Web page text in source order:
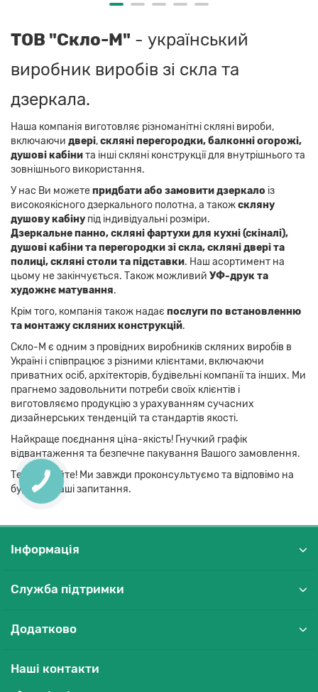
ТОВ "Скло-М" - український
виробник виробів зі скла та
дзеркала.
Наша компанія виготовляє різноманітні скляні вироби,
включаючи двері,скляні перегородки, балконні огорожі,
душові кабінита інші скляні конструкції для внутрішнього та
зовнішнього використання.
У нас Ви можетепридбати або замовити дзеркало із
високоякісного дзеркального полотна, а такожскляну
душову кабіну під індивідуальні розміри.
Дзеркальне панно,скляні фартухи для кухні (скіналі),
душові кабіни та перегородки зі скла, скляні двері та
полиці, скляні столи та підставки. Наш асортимент на
цьому не закінчується. Також можливий УФ-друк та
художнє матування.
Крім того, компанія також надає послуги по встановленню
та монтажу скляних конструкцій.
Скло-М є одним з провідних виробників скляних виробів в
Україні і співпрацює з різними клієнтами, включаючи
приватних осіб, архітекторів, будівельні компанії та інших. Ми
прагнемо задовольнити потреби своїх клієнтів і
виготовляємо продукцію з урахуванням сучасних
дизайнерських тенденцій та стандартів якості.
Найкраще поєднання ціна-якість! Гнучкий графік
відвантаження та безпечне пакування Вашого замовлення.
Телефонуйте! Ми завжди проконсультуємо та відповімо на
будь-які Ваші запитання.
Інформація
Служба підтримки
Додатково
Наші контакти